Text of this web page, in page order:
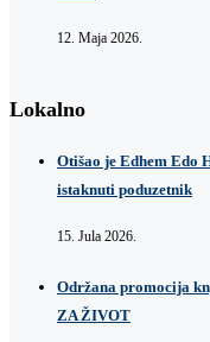
12. Maja 2026.
Lokalno
Otišao je Edhem Edo
istaknuti poduzetnik
15. Jula 2026.
Održana promocija
ZA ŽIVOT